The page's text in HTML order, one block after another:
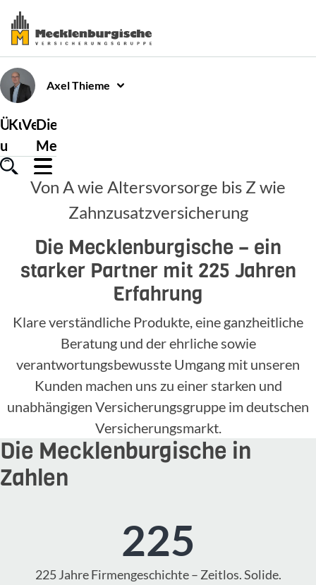
AxelThieme
Über
uns
Kundenservice
Versicherungen
Die
Mecklenburgische
Von A wie Altersvorsorge bis Z wie
Zahnzusatzversicherung
Die Mecklenburgische – ein
starker Partner mit 225 Jahren
Erfahrung
Klare verständliche Produkte, eine ganzheitliche
Beratung und der ehrliche sowie
verantwortungsbewusste Umgang mit unseren
Kunden machen uns zu einer starken und
unabhängigen Versicherungsgruppe im deutschen
Versicherungsmarkt.
Die Mecklenburgische in
Zahlen
225
225 Jahre Firmengeschichte – Zeitlos. Solide.